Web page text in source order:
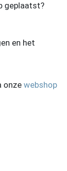
geplaatst?
en het
onzewebshop